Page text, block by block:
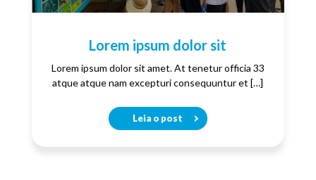
Lorem ipsum dolor sit
Lorem ipsum dolor sit amet. At tenetur officia 33
atque atque nam excepturi consequuntur et […]
Leia o post